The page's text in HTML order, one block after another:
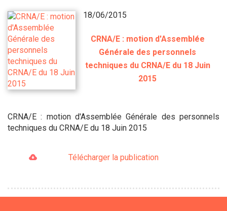
18/06/2015
CRNA/E : motion d'Assemblée
Générale des personnels
techniques du CRNA/E du 18 Juin
2015
CRNA/E : motion d'Assemblée Générale des personnels
techniques du CRNA/E du 18 Juin 2015
Télécharger la publication